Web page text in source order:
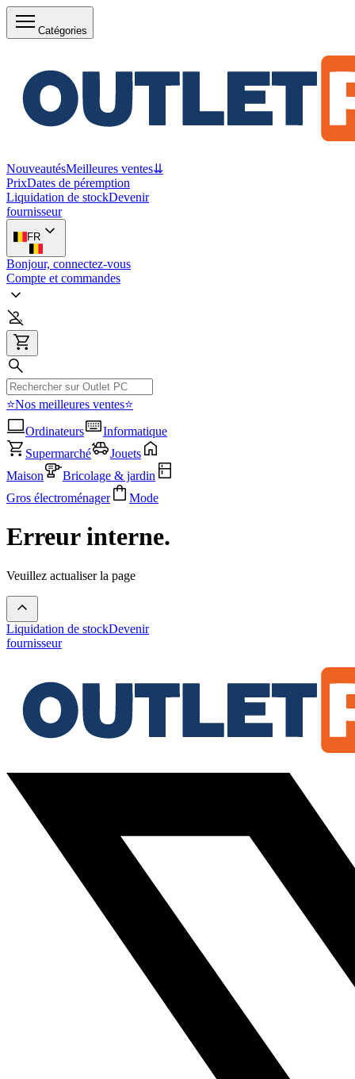
Catégories
NouveautésMeilleures ventes⇊
PrixDates de péremption
Liquidation de stockDevenir
fournisseur
FR
Bonjour, connectez-vous
Compte et commandes
⭐Nos meilleures ventes⭐
Ordinateurs
Informatique
Supermarché
Jouets
Maison
Bricolage & jardin
Gros électroménager
Mode
Erreur interne.
Veuillez actualiser la page
Liquidation de stockDevenir
fournisseur